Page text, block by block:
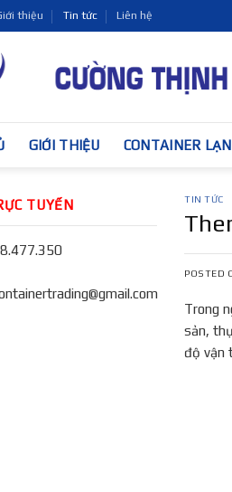
thiệu Tin tức Liên hệ
GIỚI THIỆU CONTAINER
TUYẾN TIN TỨC
POSTED
Trong
sản,
độ vận